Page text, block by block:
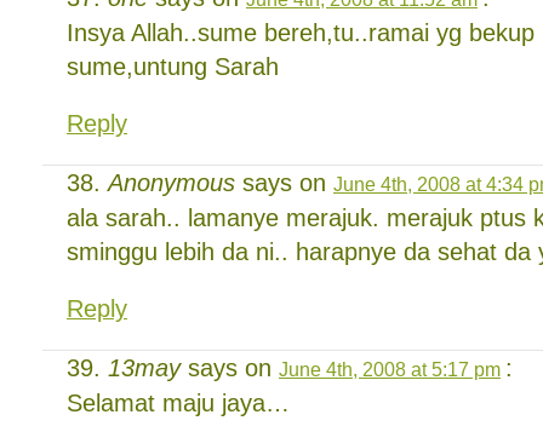
Insya Allah..sume bereh,tu..ramai yg bekup
sume,untung Sarah
Reply
Anonymous says on June 4th, 2008 at 4:34
ala sarah.. lamanye merajuk. merajuk ptus
sminggu lebih da ni.. harapnye da sehat da
Reply
13maysays on June 4th, 2008 at 5:17 pm :
Selamat maju jaya…